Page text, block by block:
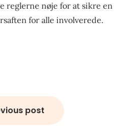
reglerne nøje for at sikre en
for alle involverede.
post